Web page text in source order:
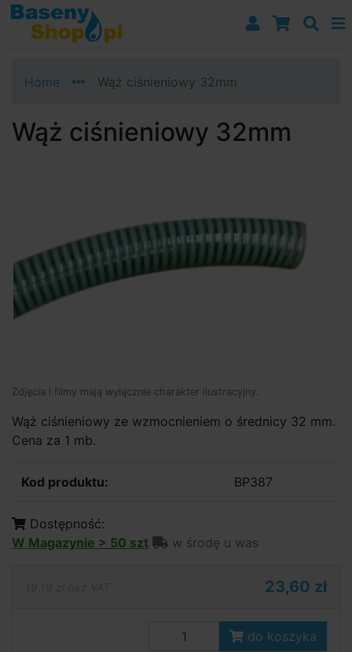
Przejdź do nawigacji
Przejdź do treści
Przejdź do paska bocznego
Home Wąż ciśnieniowy 32mm
Wąż ciśnieniowy 32mm
Zdjęcia i filmy mają wyłącznie charakter ilustracyjny.
Wąż ciśnieniowy ze wzmocnieniem o średnicy 32 mm.
Cena za 1 mb.
Kod produktu: BP387
Dostępność:
W Magazynie > 50 szt
w środę u was
23,60 zł
do koszyka